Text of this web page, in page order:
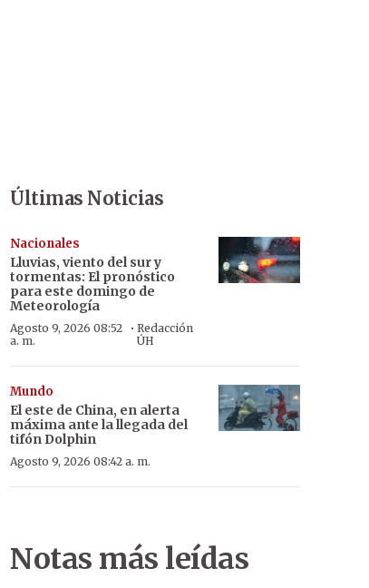
Últimas Noticias
Nacionales
Lluvias, viento del sur y
tormentas: El pronóstico
para este domingo de
Meteorología
Agosto 9, 2026 08:52
a. m.
· Redacción
ÚH
Mundo
El este de China, en alerta
máxima ante la llegada del
tifón Dolphin
Agosto 9, 2026 08:42 a. m.
Notas más leídas